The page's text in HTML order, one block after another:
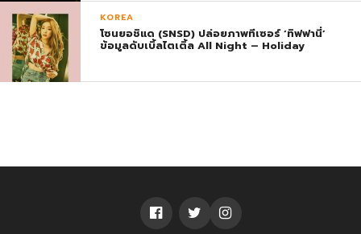
KOREA
โซนยอชิแด (SNSD) ปล่อยภาพทีเซอร์ ‘ทิฟฟานี่’
ข้อมูลดับเบิ้ลไตเติ้ล All Night – Holiday